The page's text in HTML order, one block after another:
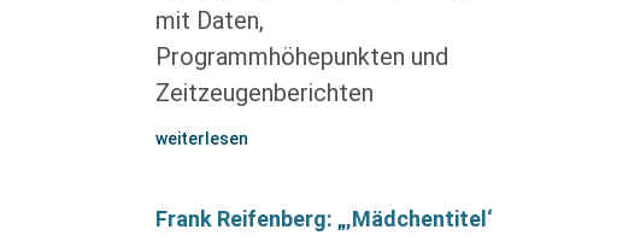
mit Daten,
Programmhöhepunkten und
Zeitzeugenberichten
weiterlesen
Frank Reifenberg: „‚Mädchentitel‘